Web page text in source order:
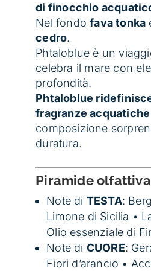
di finocchio
Nel fondofava tonka
cedro.
Phtaloblue è un
celebra il mare con
profondità.
Phtaloblue
fragranze acquatiche
composizione
duratura.
Piramide olfattiva
Note di TESTA:
Limone di Sicilia •
Olio essenziale di
Note di CUORE:
Fiori d’arancio •